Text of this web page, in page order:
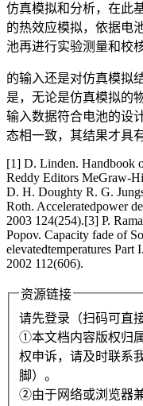
仿真模拟和分析，在此
的热效应模拟，依据电
池再进行实验测量和校
的输入还是对仿真模拟
是，无论是仿真模拟的
输入数据符合电池的设
态相一致，其结果才具
[1] D. Linden. Handbook
Reddy Editors MeGraw-
D. H. Doughty R. G.
Roth. Acceleratedpower
2003 124(254).[3] P.
Popov. Capacity fade of
elevatedtemperatures
2002 112(606).
资源链接
请先登录（扫码可直
①本文档内容版权归
权申诉，请及时联系
脚）。
②由于网络或浏览器